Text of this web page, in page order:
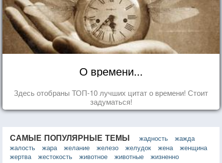
О времени...
Здесь отобраны ТОП-10 лучших цитат о времени! Стоит
задуматься!
САМЫЕ ПОПУЛЯРНЫЕ ТЕМЫ жадность
жажда
жалость
жара желание железо желудок жена
женщина
жертва
жестокость животное животные
жизненно